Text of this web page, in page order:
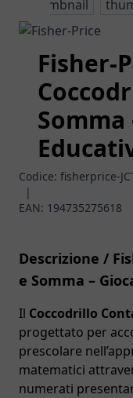
Fisher-
Codice: fisherprice-
|
EAN: 194735275618
Descrizione /
e Somma –
Il Coccodrillo
progettato per
prescolare
matematici
numerati